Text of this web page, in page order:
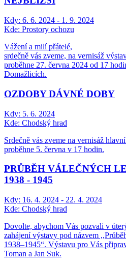
Kdy: 6. 6. 2024 - 1. 9. 2024
Kde: Prostory ochozu
Vážení a milí přátelé,
srdečně vás zveme, na vernisáž
proběhne 27. června 2024 od 17
Domažlicích.
OZDOBY DÁVNÉ DOBY
Kdy: 5. 6. 2024
Kde: Chodský hrad
Srdečně vás zveme na vernisáž
proběhne 5. června v 17 hodin.
PRŮBĚH VÁLEČNÝCH
1938 - 1945
Kdy: 16. 4. 2024 - 22. 4. 2024
Kde: Chodský hrad
Dovolte, abychom Vás pozvali v
zahájení výstavy pod názvem
1938–1945“. Výstavu pro Vás
Toman a Jan Suk.